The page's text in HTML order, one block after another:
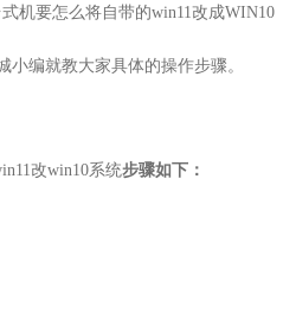
机要怎么将自带的win11改成WIN10
编就教大家具体的操作步骤。
改win10系统步骤如下：